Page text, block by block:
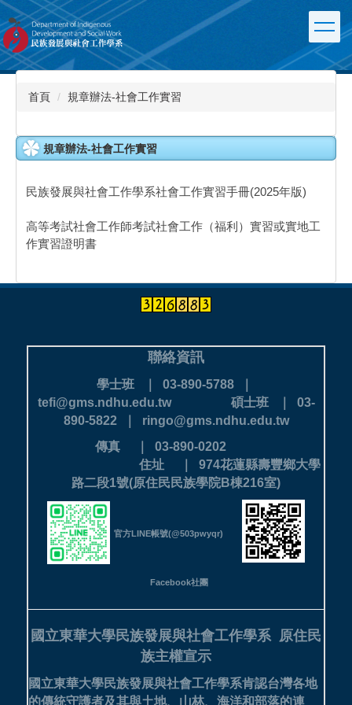
跳
到
主
要
內
首頁 規章辦法-社會工作實習
規章辦法-社會工作實習
民族發展與社會工作學系社會工作實習手冊(2025年版)
高等考試社會工作師考試社會工作（福利）實習或實地工
作實習證明書
聯絡資訊
學士班 ｜ 03-890-5788 ｜
tefi@gms.ndhu.edu.tw 碩士班 ｜ 03-
890-5822 ｜ ringo@gms.ndhu.edu.tw
傳真 ｜ 03-890-0202
住址 ｜ 974花蓮縣壽豐鄉大學
路二段1號(原住民民族學院B棟216室)
官方LINE帳號(@503pwyqr)
Facebook社團
國立東華大學民族發展與社會工作學系 原住民
族主權宣示
國立東華大學民族發展與社會工作學系肯認台灣各地
的傳統守護者及其與土地、山林、海洋和部落的連